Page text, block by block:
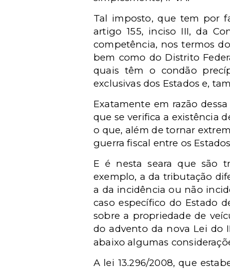
Tal imposto, que tem por
artigo 155, inciso III, da
competência, nos termos
bem como do Distrito
quais têm o condão
exclusivas dos Estados e,
Exatamente em razão
que se verifica a existência
o que, além de tornar
guerra fiscal entre os
E é nesta seara que são
exemplo, a da tributação
a da incidência ou não
caso específico do Estado
sobre a propriedade de
do advento da nova Lei do
abaixo algumas
A lei 13.296/2008, que